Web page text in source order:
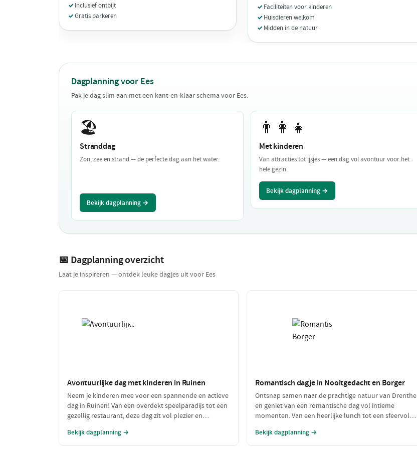
Inclusief ontbijt
Gratis parkeren
Faciliteiten voor kinderen
Huisdieren welkom
Midden in de natuur
Dagplanning voor Ees
Pak je dag slim aan met een kant-en-klaar schema voor Ees.
🏖️
Stranddag
Zon, zee en strand — de perfecte dag aan het water.
Bekijk dagplanning →
👨‍👩‍👧
Met kinderen
Van attracties tot ijsjes — een dag vol avontuur voor het
hele gezin.
Bekijk dagplanning →
📅 Dagplanning overzicht
Laat je inspireren — ontdek leuke dagjes uit voor Ees
Avontuurlijke dag met kinderen in Ruinen
Neem je kinderen mee voor een spannende en actieve
dag in Ruinen! Van een overdekt speelparadijs tot een
gezellig restaurant, deze dag zit vol plezier en
herinneringen willen maken!
Bekijk dagplanning →
Romantisch dagje in Nooitgedacht en Borger
Ontsnap samen naar de prachtige natuur van Drenthe
en geniet van een romantische dag vol intieme
momenten. Van een heerlijke lunch tot een sfeervol
naar verbinding en verwondering.
Bekijk dagplanning →